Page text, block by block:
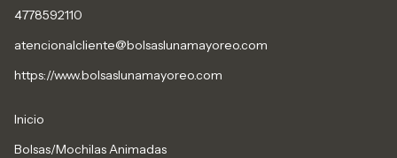
4778592110
atencionalcliente@bolsaslunamayoreo.com
https://www.bolsaslunamayoreo.com
Inicio
Bolsas/Mochilas Animadas